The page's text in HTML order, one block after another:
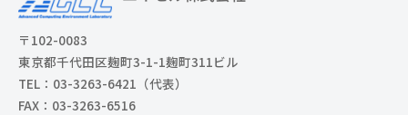
〒102-0083
東京都千代田区麹町3-1-1麹町311ビル
TEL：03-3263-6421（代表）
FAX：03-3263-6516